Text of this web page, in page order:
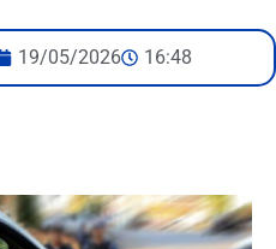
19/05/2026 16:48